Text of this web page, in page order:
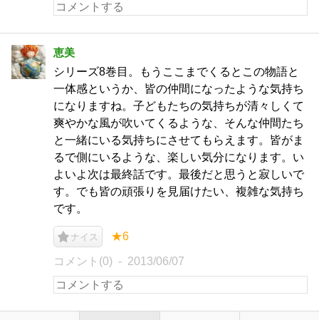
恵美
シリーズ8巻目。もうここまでくるとこの物語と
一体感というか、皆の仲間になったような気持ち
になりますね。子どもたちの気持ちが清々しくて
爽やかな風が吹いてくるような、そんな仲間たち
と一緒にいる気持ちにさせてもらえます。皆がま
るで側にいるような、楽しい気分になります。い
よいよ次は最終話です。最後だと思うと寂しいで
す。でも皆の頑張りを見届けたい、複雑な気持ち
です。
ナイス ★6
コメント(0) 2013/06/07